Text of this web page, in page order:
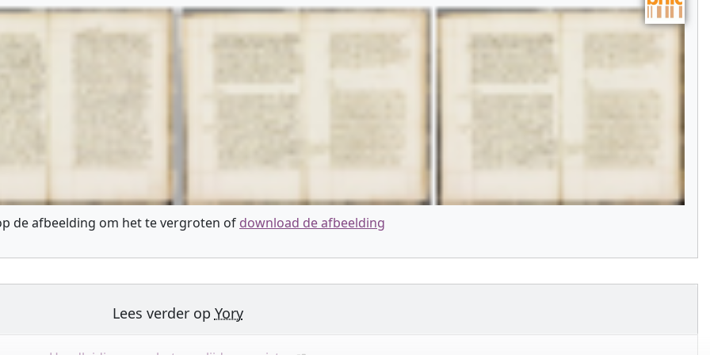
de afbeelding om het te vergroten of download de afbeelding
Lees verder op Yory